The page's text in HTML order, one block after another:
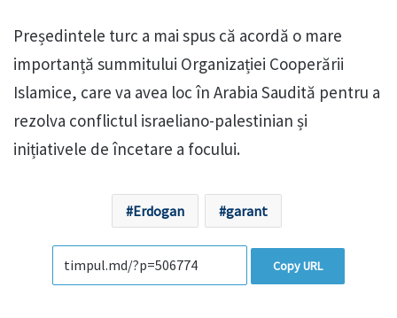
Președintele turc a mai spus că acordă o mare
importanță summitului Organizației Cooperării
Islamice, care va avea loc în Arabia Saudită pentru a
rezolva conflictul israeliano-palestinian și
inițiativele de încetare a focului.
Erdogan garant
Copy URL